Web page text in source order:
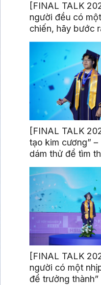
[FINAL TALK
người đều có
chiến, hãy bước
thế của người
[FINAL TALK
tạo kim cương” –
dám thử để tìm
mình
[FINAL TALK
người có một
để trưởng thành”